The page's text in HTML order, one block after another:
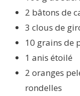
2 bâtons de
3 clous de
10 grains de
1 anis étoilé
2 oranges
rondelles